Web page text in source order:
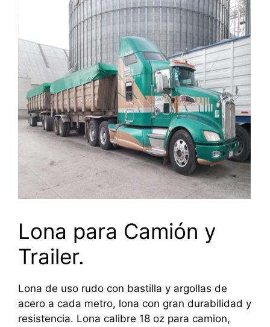
Lona para Camión y
Trailer.
Lona de uso rudo con bastilla y argollas de
acero a cada metro, lona con gran durabilidad y
resistencia. Lona calibre 18 oz para camion,